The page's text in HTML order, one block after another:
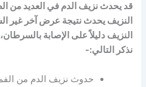
قد يحدث نزيف الدم في العديد من
النزيف يحدث نتيجة عرض آخر غير
النزيف دليلاً على الإصابة
نذكر التالي:-
حدوث نزيف الدم من الفم